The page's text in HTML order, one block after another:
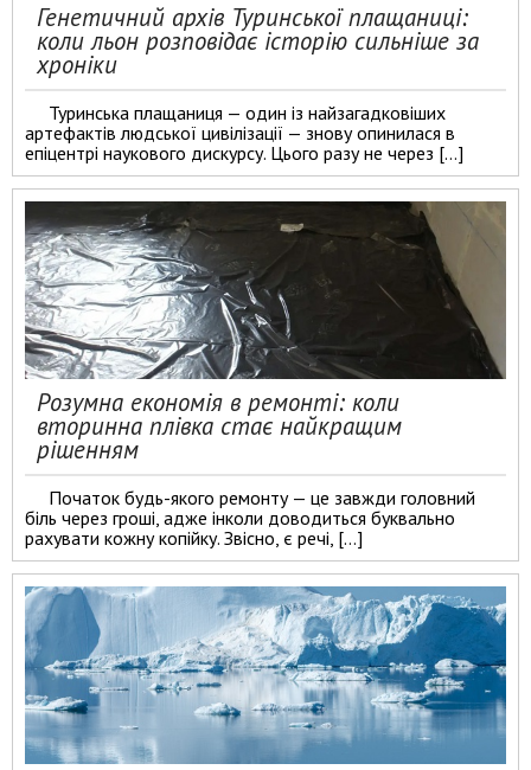
Генетичний архів Туринської плащаниці:
коли льон розповідає історію сильніше за
хроніки
Туринська плащаниця — один із найзагадковіших
артефактів людської цивілізації — знову опинилася в
епіцентрі наукового дискурсу. Цього разу не через […]
Розумна економія в ремонті: коли
вторинна плівка стає найкращим
рішенням
Початок будь-якого ремонту — це завжди головний
біль через гроші, адже інколи доводиться буквально
рахувати кожну копійку. Звісно, є речі, […]